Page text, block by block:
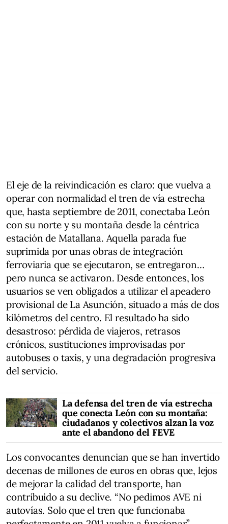
El eje de la reivindicación es claro: que vuelva a
operar con normalidad el tren de vía estrecha
que, hasta septiembre de 2011, conectaba León
con su norte y su montaña desde la céntrica
estación de Matallana. Aquella parada fue
suprimida por unas obras de integración
ferroviaria que se ejecutaron, se entregaron…
pero nunca se activaron. Desde entonces, los
usuarios se ven obligados a utilizar el apeadero
provisional de La Asunción, situado a más de dos
kilómetros del centro. El resultado ha sido
desastroso: pérdida de viajeros, retrasos
crónicos, sustituciones improvisadas por
autobuses o taxis, y una degradación progresiva
del servicio.
La defensa del tren de vía estrecha
que conecta León con su montaña:
ciudadanos y colectivos alzan la voz
ante el abandono del FEVE
Los convocantes denuncian que se han invertido
decenas de millones de euros en obras que, lejos
de mejorar la calidad del transporte, han
contribuido a su declive. “No pedimos AVE ni
autovías. Solo que el tren que funcionaba